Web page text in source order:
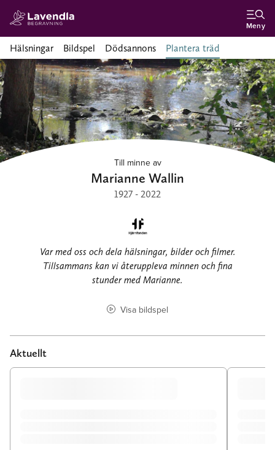
Meny
Hälsningar Bildspel Dödsannons Plantera träd
Till minne av
Marianne Wallin
1927 - 2022
Var med oss och dela hälsningar, bilder och filmer.
Tillsammans kan vi återuppleva minnen och fina
stunder med Marianne.
Visa bildspel
Aktuellt